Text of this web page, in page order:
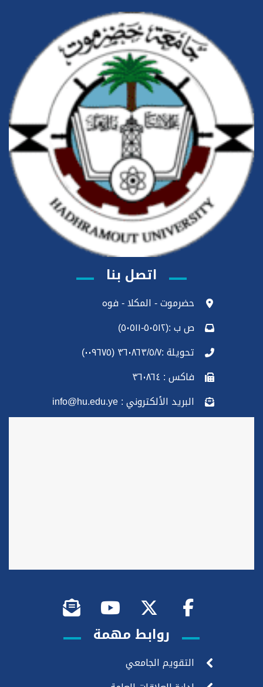
اتصل بنا
حضرموت - المكلا - فوه
ص ب :(٥٠٥١٢-٥٠٥١١)
تحويلة :٣٦٠٨٦٣/٥/٧ (٠٠٩٦٧٥)
فاكس : ٣٦٠٨٦٤
البريد الألكتروني : info@hu.edu.ye
روابط مهمة
التقويم الجامعي